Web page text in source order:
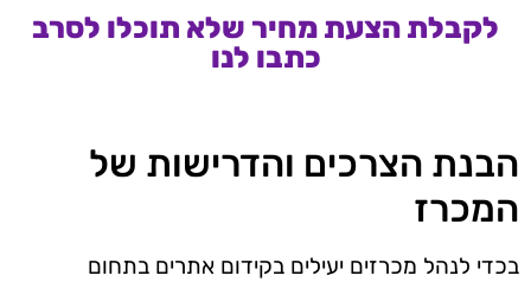
לקבלת הצעת מחיר שלא תוכלו לסרב
כתבו לנו
הבנת הצרכים והדרישות של
המכרז
בכדי לנהל מכרזים יעילים בקידום אתרים בתחום